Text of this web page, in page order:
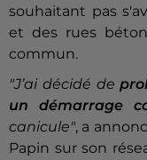
souhaitant pas
et des rues
commun.
"J’ai décidé de
un démarrage
canicule", a
Papin sur son